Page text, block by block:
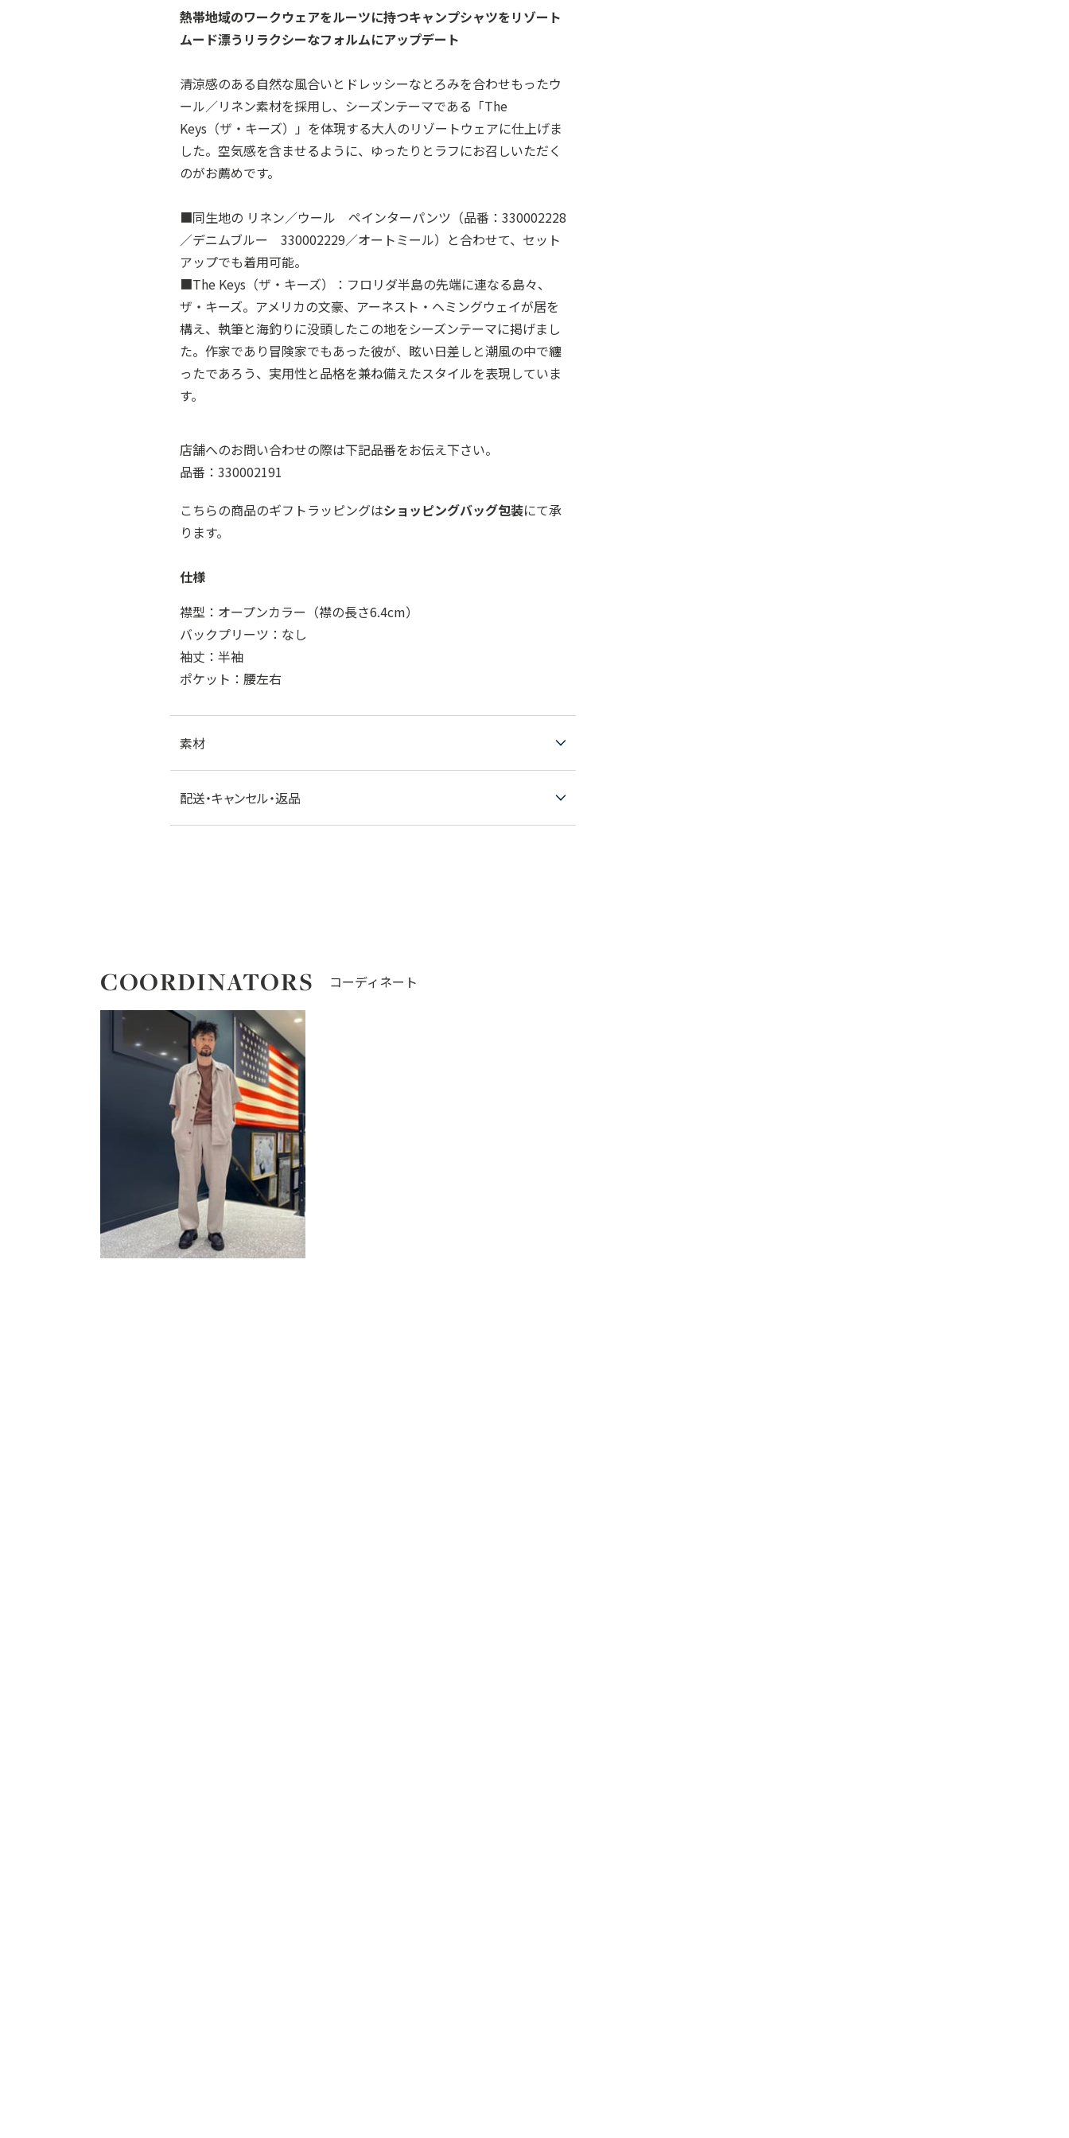
熱帯地域のワークウェアをルーツに持つキャンプシャツをリゾート
ムード漂うリラクシーなフォルムにアップデート
清涼感のある自然な風合いとドレッシーなとろみを合わせもったウ
ール／リネン素材を採用し、シーズンテーマである「The
Keys（ザ・キーズ）」を体現する大人のリゾートウェアに仕上げま
した。空気感を含ませるように、ゆったりとラフにお召しいただく
のがお薦めです。
■同生地の リネン／ウール ペインターパンツ（品番：330002228
／デニムブルー 330002229／オートミール）と合わせて、セット
アップでも着用可能。
■The Keys（ザ・キーズ）：フロリダ半島の先端に連なる島々、
ザ・キーズ。アメリカの文豪、アーネスト・ヘミングウェイが居を
構え、執筆と海釣りに没頭したこの地をシーズンテーマに掲げまし
た。作家であり冒険家でもあった彼が、眩い日差しと潮風の中で纏
ったであろう、実用性と品格を兼ね備えたスタイルを表現していま
す。
店舗へのお問い合わせの際は下記品番をお伝え下さい。
品番：330002191
こちらの商品のギフトラッピングはショッピングバッグ包装にて承
ります。
仕様
襟型：オープンカラー（襟の長さ6.4cm）
バックプリーツ：なし
袖丈：半袖
ポケット：腰左右
素材
配送・キャンセル・返品
COORDINATORS コーディネート